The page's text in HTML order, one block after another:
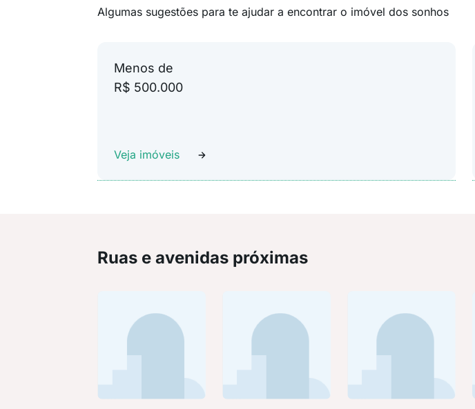
Algumas sugestões para te ajudar a encontrar o imóvel dos sonhos
Menos de
R$ 500.000
Veja imóveis
Ruas e avenidas próximas